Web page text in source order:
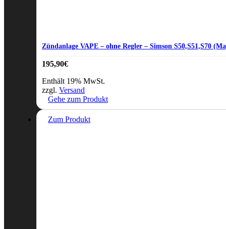
Zündanlage VAPE – ohne Regler – Simson S50,S51,S70
195,90€
Enthält 19% MwSt.
zzgl. Versand
Gehe zum Produkt
Zum Produkt